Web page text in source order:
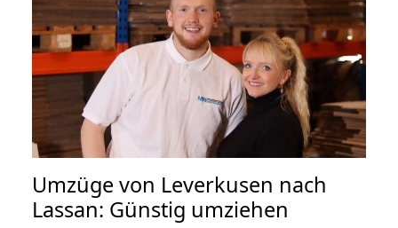
Umzüge von Leverkusen nach
Lassan: Günstig umziehen